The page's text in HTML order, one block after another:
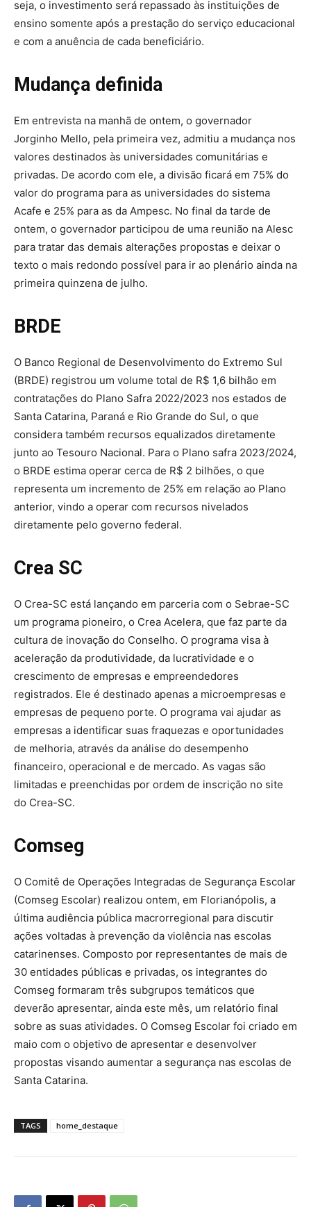
seja, o investimento será repassado às instituições de
ensino somente após a prestação do serviço educacional
e com a anuência de cada beneficiário.
Mudança definida
Em entrevista na manhã de ontem, o governador
Jorginho Mello, pela primeira vez, admitiu a mudança nos
valores destinados às universidades comunitárias e
privadas. De acordo com ele, a divisão ficará em 75% do
valor do programa para as universidades do sistema
Acafe e 25% para as da Ampesc. No final da tarde de
ontem, o governador participou de uma reunião na Alesc
para tratar das demais alterações propostas e deixar o
texto o mais redondo possível para ir ao plenário ainda na
primeira quinzena de julho.
BRDE
O Banco Regional de Desenvolvimento do Extremo Sul
(BRDE) registrou um volume total de R$ 1,6 bilhão em
contratações do Plano Safra 2022/2023 nos estados de
Santa Catarina, Paraná e Rio Grande do Sul, o que
considera também recursos equalizados diretamente
junto ao Tesouro Nacional. Para o Plano safra 2023/2024,
o BRDE estima operar cerca de R$ 2 bilhões, o que
representa um incremento de 25% em relação ao Plano
anterior, vindo a operar com recursos nivelados
diretamente pelo governo federal.
Crea SC
O Crea-SC está lançando em parceria com o Sebrae-SC
um programa pioneiro, o Crea Acelera, que faz parte da
cultura de inovação do Conselho. O programa visa à
aceleração da produtividade, da lucratividade e o
crescimento de empresas e empreendedores
registrados. Ele é destinado apenas a microempresas e
empresas de pequeno porte. O programa vai ajudar as
empresas a identificar suas fraquezas e oportunidades
de melhoria, através da análise do desempenho
financeiro, operacional e de mercado. As vagas são
limitadas e preenchidas por ordem de inscrição no site
do Crea-SC.
Comseg
O Comitê de Operações Integradas de Segurança Escolar
(Comseg Escolar) realizou ontem, em Florianópolis, a
última audiência pública macrorregional para discutir
ações voltadas à prevenção da violência nas escolas
catarinenses. Composto por representantes de mais de
30 entidades públicas e privadas, os integrantes do
Comseg formaram três subgrupos temáticos que
deverão apresentar, ainda este mês, um relatório final
sobre as suas atividades. O Comseg Escolar foi criado em
maio com o objetivo de apresentar e desenvolver
propostas visando aumentar a segurança nas escolas de
Santa Catarina.
TAGS home_destaque